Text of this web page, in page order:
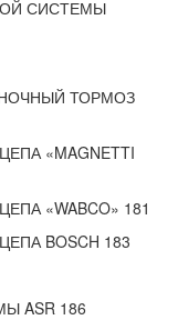
СИСТЕМЫ
ТОРМОЗ
«MAGNETTI
«WABCO» 181
BOSCH 183
ASR 186